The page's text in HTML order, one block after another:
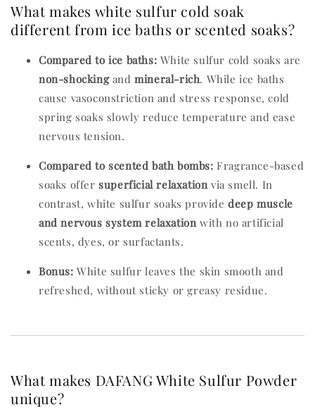
What makes white sulfur cold soak
different from ice baths or scented soaks?
Compared to ice baths: White sulfur cold soaks are
non-shockingandmineral-rich. While ice baths
cause vasoconstriction and stress response, cold
spring soaks slowly reduce temperature and ease
nervous tension.
Compared to scented bath bombs: Fragrance-based
soaks offer superficial relaxation via smell. In
contrast, white sulfur soaks providedeep muscle
and nervous system relaxation with no artificial
scents, dyes, or surfactants.
Bonus: White sulfur leaves the skin smooth and
refreshed, without sticky or greasy residue.
What makes DAFANG White Sulfur Powder
unique?